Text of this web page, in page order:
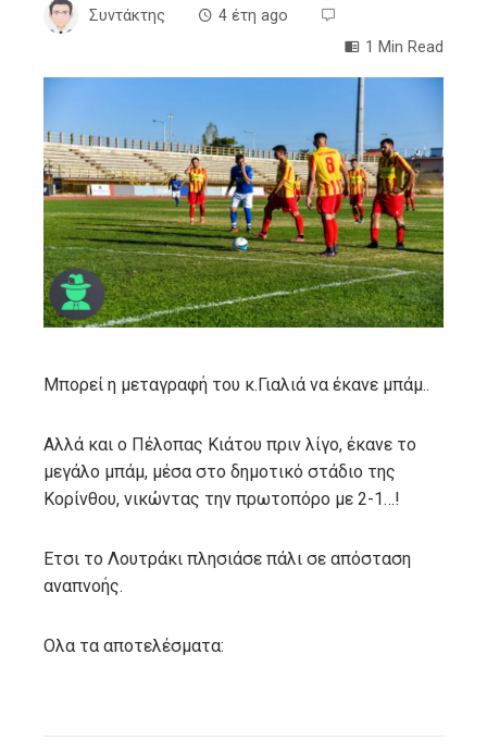
Συντάκτης
4 έτη ago
1 Min Read
Μπορεί η μεταγραφή του κ.Γιαλιά να έκανε μπάμ..
Αλλά και ο Πέλοπας Κιάτου πριν λίγο, έκανε το
μεγάλο μπάμ, μέσα στο δημοτικό στάδιο της
Κορίνθου, νικώντας την πρωτοπόρο με 2-1…!
Ετσι το Λουτράκι πλησιάσε πάλι σε απόσταση
αναπνοής.
Ολα τα αποτελέσματα: